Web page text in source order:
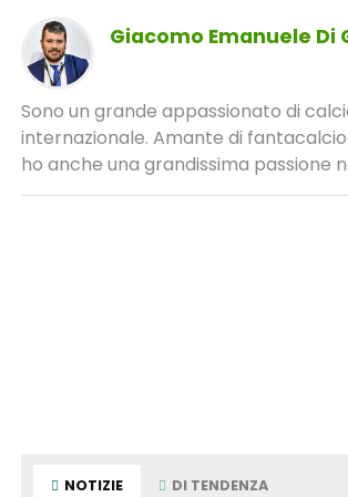
Giacomo Emanuele Di
Sono un grande appassionato di
internazionale. Amante di
ho anche una grandissima passione
NOTIZIE DI TENDENZA